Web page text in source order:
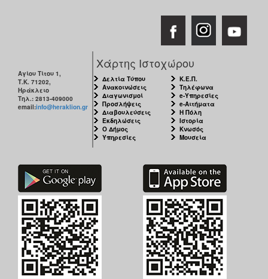
Αγίου Τίτου 1,
Τ.Κ. 71202,
Ηράκλειο
Τηλ.: 2813-409000
email:info@heraklion.gr
Χάρτης Ιστοχώρου
Δελτία Τύπου
Ανακοινώσεις
Διαγωνισμοί
Προσλήψεις
Διαβουλεύσεις
Εκδηλώσεις
Ο Δήμος
Υπηρεσίες
Κ.Ε.Π.
Τηλέφωνα
e-Υπηρεσίες
e-Αιτήματα
Η Πόλη
Ιστορία
Κνωσός
Μουσεία